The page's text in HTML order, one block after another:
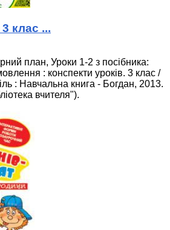
клас ...
план, Уроки 1-2 з посібника:
: конспекти уроків. 3 клас /
: Навчальна книга - Богдан, 2013.
вчителя").